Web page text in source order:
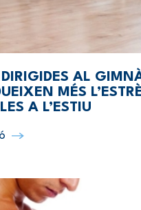
AL
MÉS
A L’ESTIU